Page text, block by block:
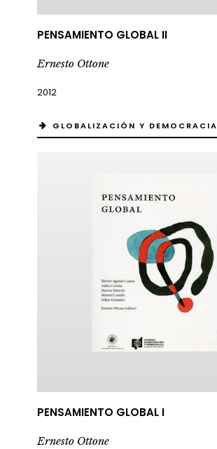
PENSAMIENTO GLOBAL II
Ernesto Ottone
2012
GLOBALIZACIÓN Y DEMOCRACIA
PENSAMIENTO GLOBAL I
Ernesto Ottone